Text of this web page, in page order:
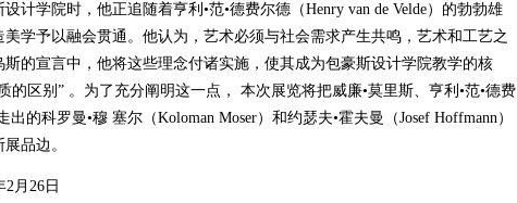
学院时，他正追随着亨利•范•德费尔德（Henry van de Velde）的勃勃雄
学予以融会贯通。他认为，艺术必须与社会需求产生共鸣，艺术和工艺之
的宣言中，他将这些理念付诸实施，使其成为包豪斯设计学院教学的核
的区别” 。为了充分阐明这一点， 本次展览将把威廉•莫里斯、亨利•范•德费
的科罗曼•穆 塞尔（Koloman Moser）和约瑟夫•霍夫曼（Josef Hoffmann）
品边。
2月26日